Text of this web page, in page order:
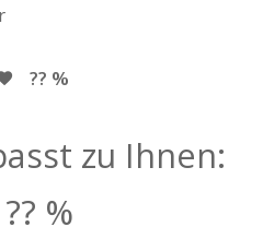
?? %
zu Ihnen:
?? %